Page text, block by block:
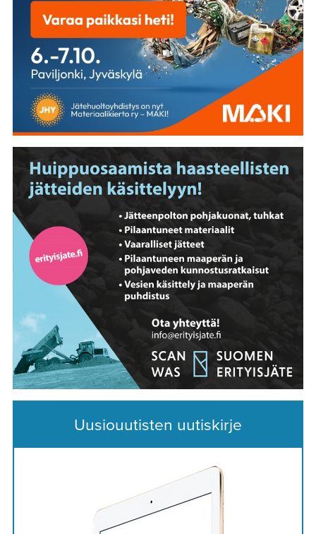
Uusiouutisten uutiskirje